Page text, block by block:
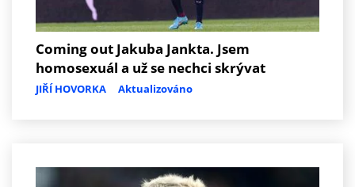
Coming out Jakuba Jankta. Jsem
homosexuál a už se nechci skrývat
JIŘÍ HOVORKA Aktualizováno